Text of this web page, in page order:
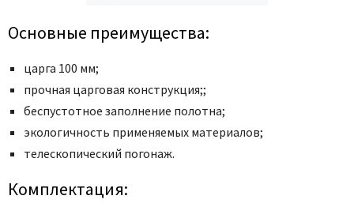
Основные преимущества:
царга 100 мм;
прочная царговая конструкция;;
беcпустотное заполнение полотна;
экологичность применяемых материалов;
телескопический погонаж.
Комплектация: